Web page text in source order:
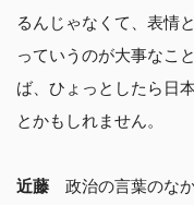
るんじゃなくて、表情
っていうのが大事なこ
ば、ひょっとしたら日
とかもしれません。
近藤 政治の言葉のな